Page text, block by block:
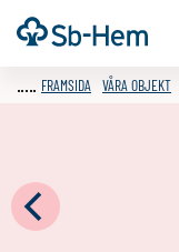
Till
innehållet
Framsida
FRAMSIDA VÅRA OBJEKT